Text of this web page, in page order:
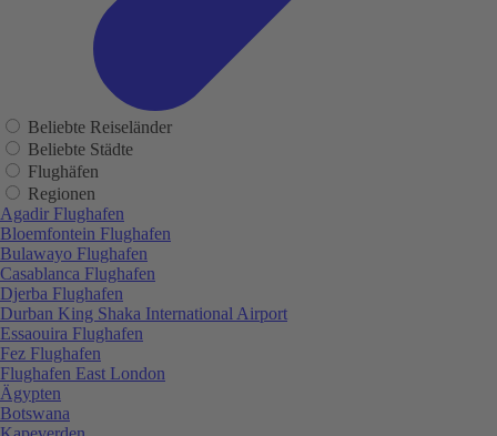
Beliebte Reiseländer
Beliebte Städte
Flughäfen
Regionen
Agadir Flughafen
Bloemfontein Flughafen
Bulawayo Flughafen
Casablanca Flughafen
Djerba Flughafen
Durban King Shaka International Airport
Essaouira Flughafen
Fez Flughafen
Flughafen East London
Ägypten
Botswana